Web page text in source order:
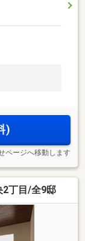
)
ページへ移動します
2丁目/全9邸